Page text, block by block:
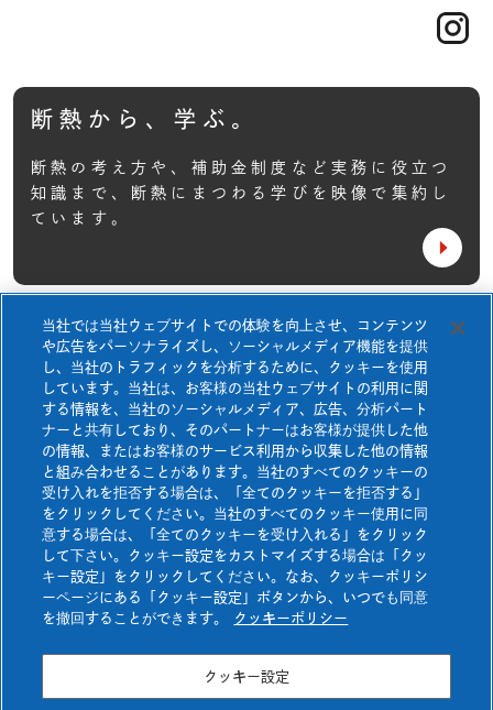
TOP
非住宅TOP
製品一覧
断熱等級7について
断熱から、学ぶ。
快適空間研究所
お知らせ
よくあるご質問
お問い合わせ
資料請求
壁施工資料ダウンロード
カタログ・チラシダウンロード
ネオマ断熱ボード
ネオマゼウス
ネオマフィットテープ
ネオマスパンビスⅠ
ネオマスパンビスⅡ
熱膨張性目地材
施工について
ネオマアカデミー
断熱等級7について
快適空間研究所
産業資材
断熱から、学ぶ。
断熱の考え方や、補助金制度など実務に役立つ
知識まで、 断熱にまつわる学びを映像で集約し
ています。
壁施工資料ダウンロード
カタログ・チラシダウンロード
防耐火構造認定書ダウンロード
当社では当社ウェブサイトでの体験を向上させ、コンテンツ
や広告をパーソナライズし、ソーシャルメディア機能を提供
し、当社のトラフィックを分析するために、クッキーを使用
しています。当社は、お客様の当社ウェブサイトの利用に関
する情報を、当社のソーシャルメディア、広告、分析パート
ナーと共有しており、そのパートナーはお客様が提供した他
の情報、またはお客様のサービス利用から収集した他の情報
と組み合わせることがあります。当社のすべてのクッキーの
受け入れを拒否する場合は、「全てのクッキーを拒否する」
をクリックしてください。当社のすべてのクッキー使用に同
意する場合は、「全てのクッキーを受け入れる」をクリック
して下さい。クッキー設定をカストマイズする場合は「クッ
キー設定」をクリックしてください。なお、クッキーポリシ
ーページにある「クッキー設定」ボタンから、いつでも同意
を撤回することができます。
クッキーポリシー
クッキー設定